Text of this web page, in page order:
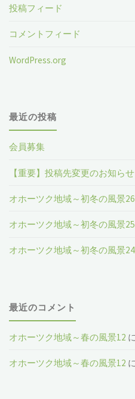
投稿フィード
コメントフィード
WordPress.org
最近の投稿
会員募集
【重要】投稿先変更のお知らせ
オホーツク地域～初冬の風景26
オホーツク地域～初冬の風景25
オホーツク地域～初冬の風景24
最近のコメント
オホーツク地域～春の風景12
オホーツク地域～春の風景12